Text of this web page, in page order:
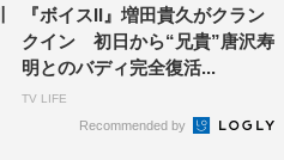
『ボイスII』増田貴久がクラン
クイン 初日から“兄貴”唐沢寿
明とのバディ完全復活...
TV LIFE
Recommended by